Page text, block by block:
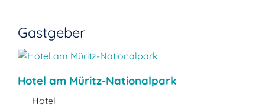
Gastgeber
Hotel am Müritz-Nationalpark
Hotel